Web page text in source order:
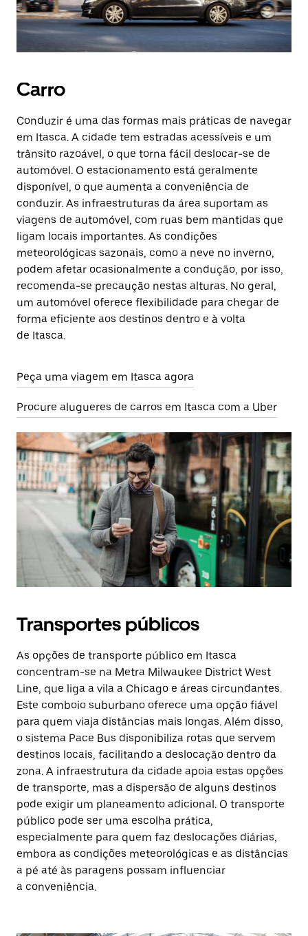
Carro
Conduzir é uma das formas mais práticas de navegar
em Itasca. A cidade tem estradas acessíveis e um
trânsito razoável, o que torna fácil deslocar-se de
automóvel. O estacionamento está geralmente
disponível, o que aumenta a conveniência de
conduzir. As infraestruturas da área suportam as
viagens de automóvel, com ruas bem mantidas que
ligam locais importantes. As condições
meteorológicas sazonais, como a neve no inverno,
podem afetar ocasionalmente a condução, por isso,
recomenda-se precaução nestas alturas. No geral,
um automóvel oferece flexibilidade para chegar de
forma eficiente aos destinos dentro e à volta
de Itasca.
Peça uma viagem em Itasca agora
Procure alugueres de carros em Itasca com a Uber
Transportes públicos
As opções de transporte público em Itasca
concentram-se na Metra Milwaukee District West
Line, que liga a vila a Chicago e áreas circundantes.
Este comboio suburbano oferece uma opção fiável
para quem viaja distâncias mais longas. Além disso,
o sistema Pace Bus disponibiliza rotas que servem
destinos locais, facilitando a deslocação dentro da
zona. A infraestrutura da cidade apoia estas opções
de transporte, mas a dispersão de alguns destinos
pode exigir um planeamento adicional. O transporte
público pode ser uma escolha prática,
especialmente para quem faz deslocações diárias,
embora as condições meteorológicas e as distâncias
a pé até às paragens possam influenciar
a conveniência.